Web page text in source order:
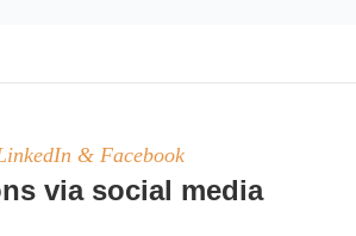
& Facebook
via social media